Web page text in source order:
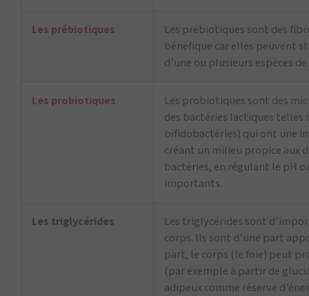
Les prébiotiques
Les prébiotiques sont des
bénéfique car elles peuvent
d’une ou plusieurs espèces
Les probiotiques
Les probiotiques sont des
des bactéries lactiques telles
bifidobactéries) qui ont une
créant un milieu propice aux
bactéries, en régulant le pH
importants.
Les triglycérides
Les triglycérides sont
corps. Ils sont d’une part
part, le corps (le foie) peut
(par exemple à partir de
adipeux comme réserve